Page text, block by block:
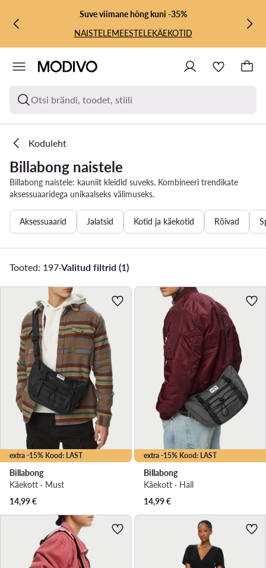
LIIGU PÕHISISU JUURDE
MINE OTSINGUSSESuve viimane hõng kuni -35%
NAISTELEMEESTELEKÄEKOTID
Otsi brändi, toodet, stiili
Koduleht
Billabong naistele
Billabong naistele: kauniit kleidid suveks. Kombineeri trendikate
aksessuaaridega unikaalseks välimuseks.
Aksessuaarid Jalatsid Kotid ja käekotid Rõivad
Tooted: 197·Valitud filtrid (1)
extra -15% Kood: LAST
Billabong
Käekott · Must
14,99€
extra -15% Kood: LAST
Billabong
Käekott · Hall
14,99€